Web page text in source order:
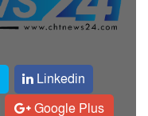
Linkedin
Google Plus